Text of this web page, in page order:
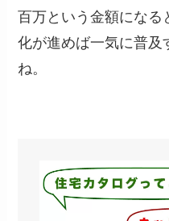
百万という金額になる
化が進めば一気に普及
ね。